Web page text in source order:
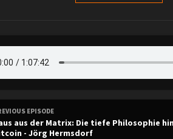
EPISODE
aus der Matrix: Die tiefe Philosophie
- Jörg Hermsdorf